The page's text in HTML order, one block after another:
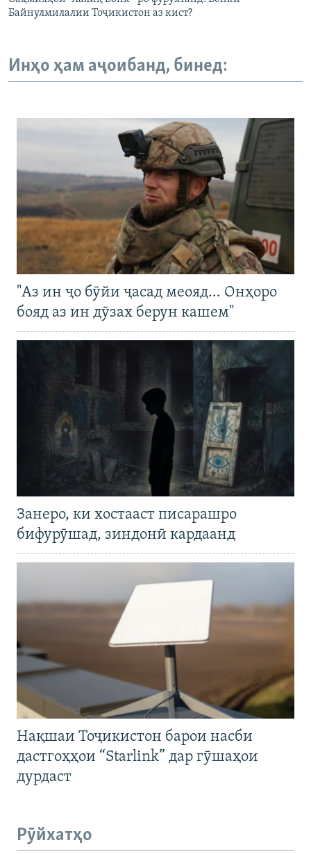
Байнулмилалии Тоҷикистон аз кист?
Инҳо ҳам аҷоибанд, бинед:
"Аз ин ҷо бӯйи ҷасад меояд… Онҳоро
бояд аз ин дӯзах берун кашем"
Занеро, ки хостааст писарашро
бифурӯшад, зиндонӣ кардаанд
Нақшаи Тоҷикистон барои насби
дастгоҳҳои “Starlink” дар гӯшаҳои
дурдаст
Рӯйхатҳо